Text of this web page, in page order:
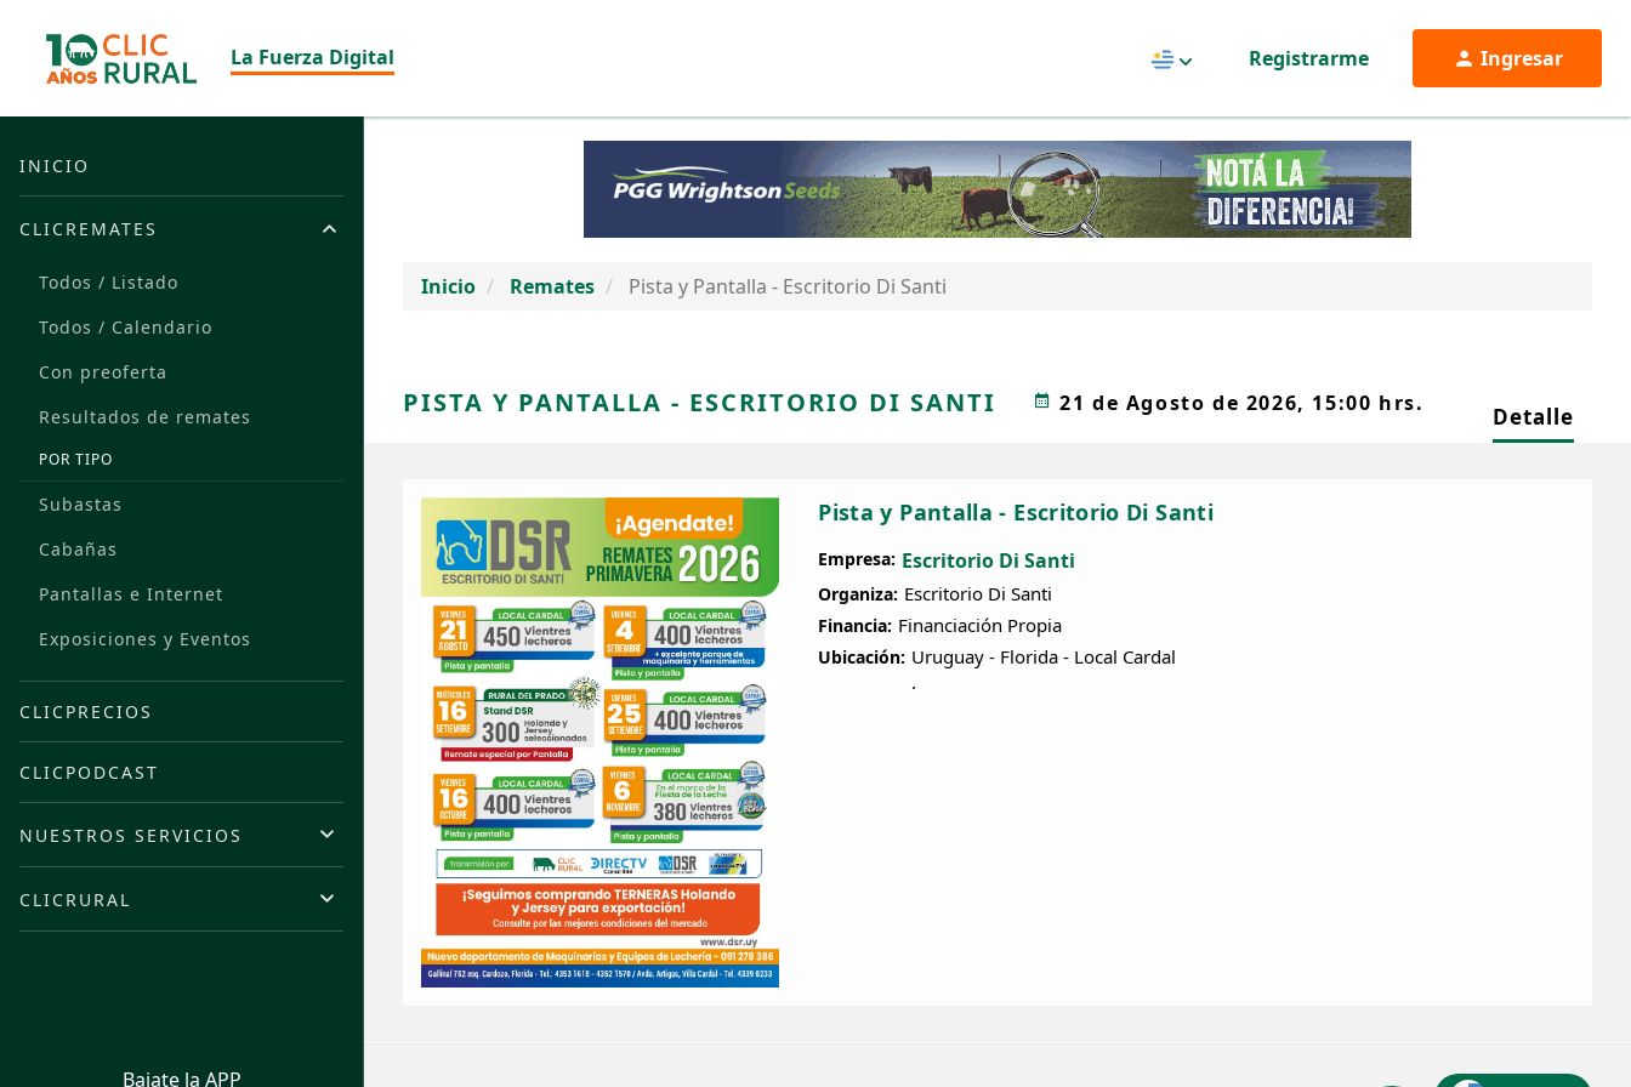
La Fuerza Digital
Uruguay
Registrarme Ingresar
INICIO
CLICREMATES
Todos / Listado
Todos / Calendario
Con preoferta
Resultados de remates
POR TIPO
Subastas
Cabañas
Pantallas e Internet
Exposiciones y Eventos
CLICPRECIOS
CLICPODCAST
NUESTROS SERVICIOS
CLICRURAL
Bajate la APP
Inicio Remates Pista y Pantalla - Escritorio Di Santi
PISTA Y PANTALLA - ESCRITORIO DI SANTI 21 de Agosto de 2026, 15:00 hrs.
Detalle
Pista y Pantalla - Escritorio Di Santi
Empresa: Escritorio Di Santi
Organiza: Escritorio Di Santi
Financia: Financiación Propia
Ubicación: Uruguay - Florida - Local Cardal
.